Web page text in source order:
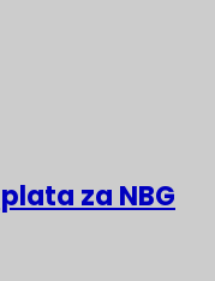
za NBG